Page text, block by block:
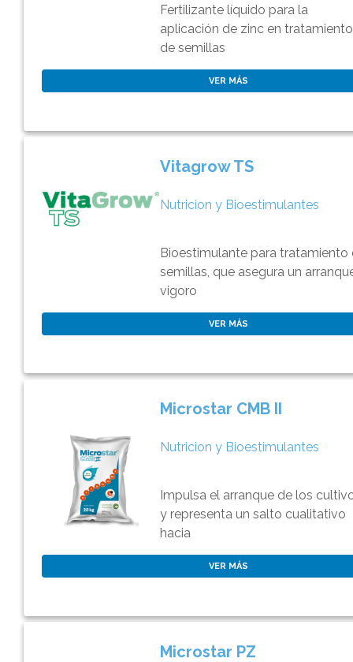
Fertilizante líquido para la
aplicación de zinc en
de semillas
VER MÁS
Vitagrow TS
Nutricion y Bioestimulantes
Bioestimulante para tratamiento
semillas, que asegura un
vigoro
VER MÁS
Microstar CMB II
Nutricion y Bioestimulantes
Impulsa el arranque de los
y representa un salto cualitativo
hacia
VER MÁS
Microstar PZ